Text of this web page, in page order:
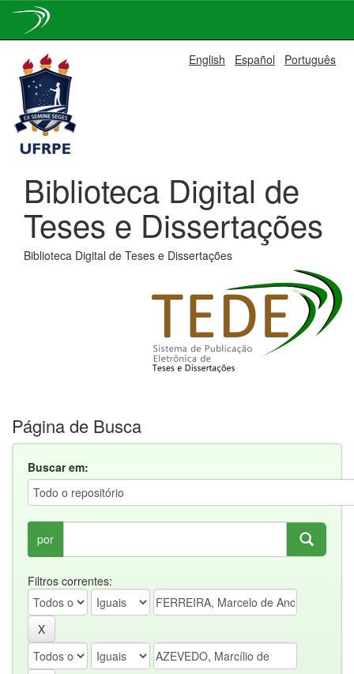
navigation
English Español Português
Biblioteca Digital de
Teses e Dissertações
Biblioteca Digital de Teses e Dissertações
Página de Busca
Buscar em:
por
Filtros correntes: